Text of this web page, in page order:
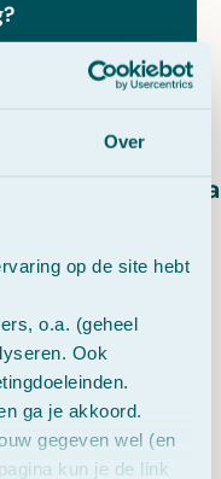
Over
op de site hebt
o.a. (geheel
Ook
ga je akkoord.
gegeven wel (en
kun je de link